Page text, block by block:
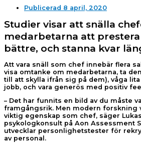
Publicerad 8 april, 2020
Studier visar att snälla
medarbetarna att
bättre, och stanna kvar
Att vara snäll som chef innebär flera
visa omtanke om medarbetarna, ta
till att skylla ifrån sig på dem), våga
jobb, och vara generös med positiv
– Det har funnits en bild av du måste
framgångsrik. Men modern forskning
viktig egenskap som chef, säger Lukas
psykologkonsult på Aon Assessment
utvecklar personlighetstester för
av personal.